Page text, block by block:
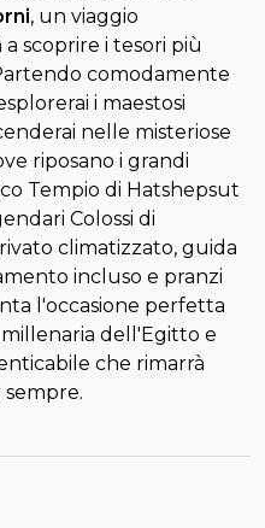
, un viaggio
scoprire i tesori più
comodamente
i maestosi
nelle misteriose
riposano i grandi
Tempio di Hatshepsut
Colossi di
climatizzato, guida
incluso e pranzi
l'occasione perfetta
dell'Egitto e
che rimarrà